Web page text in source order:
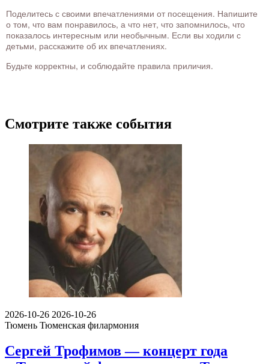
Поделитесь с своими впечатлениями от посещения. Напишите
о том, что вам понравилось, а что нет, что запомнилось, что
показалось интересным или необычным. Если вы ходили с
детьми, расскажите об их впечатлениях.
Будьте корректны, и соблюдайте правила приличия.
Смотрите также события
2026-10-26 2026-10-26
Тюмень Тюменская филармония
Сергей Трофимов — концерт года